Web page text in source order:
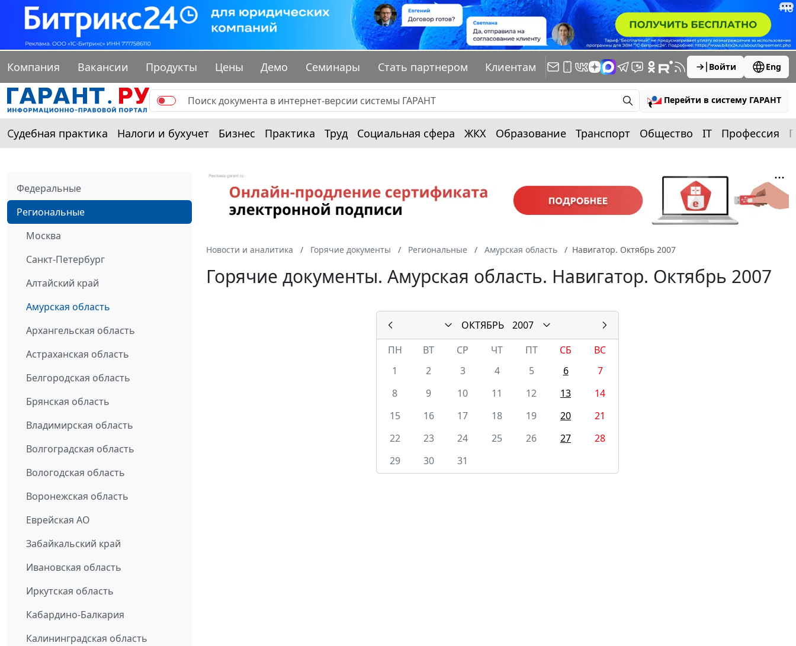
Компания Вакансии Продукты Цены Демо Семинары Стать партнером Клиентам Войти Eng
Перейти в систему ГАРАНТ
Судебная практика Налоги и бухучет Бизнес Практика Труд Социальная сфера ЖКХ Образование Транспорт Общество IT Профессия
Федеральные
Региональные
Москва
Санкт-Петербург
Алтайский край
Амурская область
Архангельская область
Астраханская область
Белгородская область
Брянская область
Владимирская область
Волгоградская область
Вологодская область
Воронежская область
Еврейская АО
Забайкальский край
Ивановская область
Иркутская область
Кабардино-Балкария
Калининградская область
Новости и аналитика Горячие документы Региональные Амурская область Навигатор. Октябрь 2007
Горячие документы. Амурская область. Навигатор. Октябрь 2007
ОКТЯБРЬ
2007
ПН
ВТ СР ЧТ ПТ СБ
ВС
1
2 3 4 5 6
7
8
9 10 11 12 13
14
15
16 17 18 19 20
21
22
23 24 25 26 27
28
29
30 31